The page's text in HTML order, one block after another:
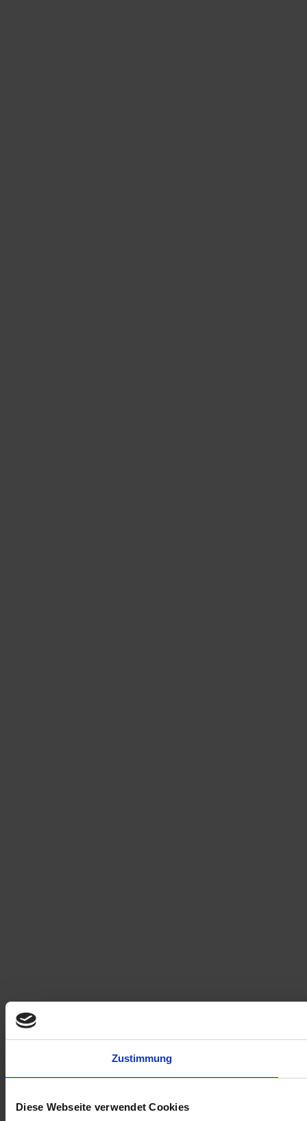
Zustimmung
Diese Webseite verwendet Cookies